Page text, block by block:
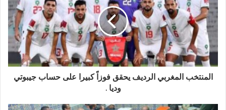
المنتخب المغربي الرديف يحقق فوزاً كبيرا على حساب جيبوتي
وديا .